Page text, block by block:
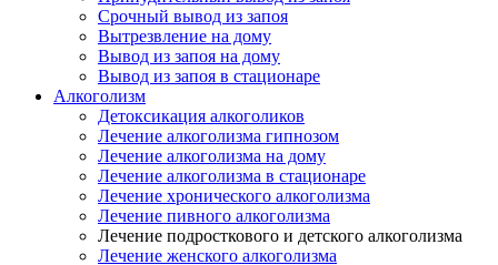
Срочный вывод из запоя
Вытрезвление на дому
Вывод из запоя на дому
Вывод из запоя в стационаре
Алкоголизм
Детоксикация алкоголиков
Лечение алкоголизма гипнозом
Лечение алкоголизма на дому
Лечение алкоголизма в стационаре
Лечение хронического алкоголизма
Лечение пивного алкоголизма
Лечение подросткового и детского алкоголизма
Лечение женского алкоголизма